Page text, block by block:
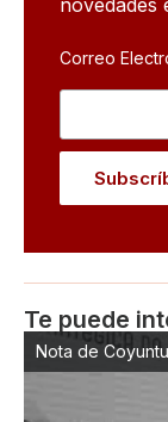
Correo
Te puede
Nota de